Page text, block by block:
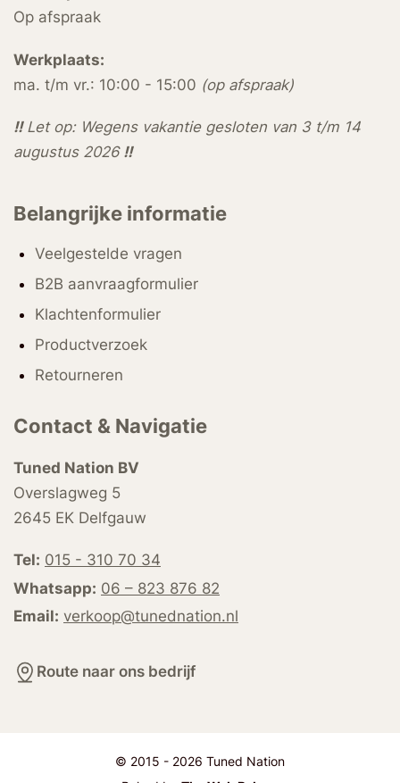
Op afspraak
Werkplaats:
ma. t/m vr.: 10:00 - 15:00 (op afspraak)
!!Let op: Wegens vakantie gesloten van 3 t/m 14
augustus 2026 !!
Belangrijke informatie
Veelgestelde vragen
B2B aanvraagformulier
Klachtenformulier
Productverzoek
Retourneren
Contact & Navigatie
Tuned Nation BV
Overslagweg 5
2645 EK Delfgauw
Tel: 015 - 310 70 34
Whatsapp: 06 – 823 876 82
Email: verkoop@tunednation.nl
Route naar ons bedrijf
© 2015 - 2026 Tuned Nation